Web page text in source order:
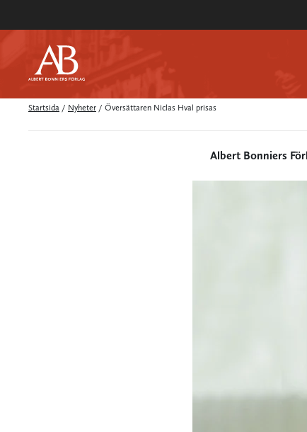
Startsida / Nyheter / Översättaren Niclas Hval prisas
Albert Bonniers